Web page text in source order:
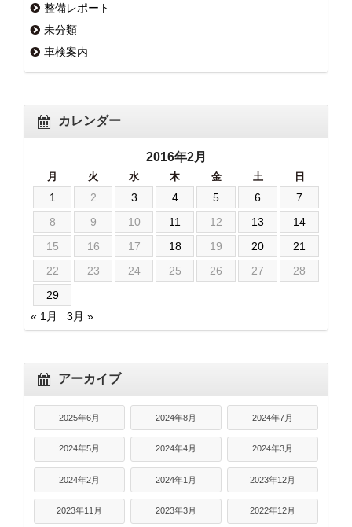
整備レポート
未分類
車検案内
カレンダー
2016年2月
月 火 水 木 金 土 日
1 2 3 4 5 6
7
8
9 10 11 12 13
14
15
16 17 18 19 20
21
22
23 24 25 26 27
28
29
« 1月
3月 »
アーカイブ
2025年6月 2024年8月 2024年7月
2024年5月 2024年4月 2024年3月
2024年2月 2024年1月 2023年12月
2023年11月 2023年3月 2022年12月